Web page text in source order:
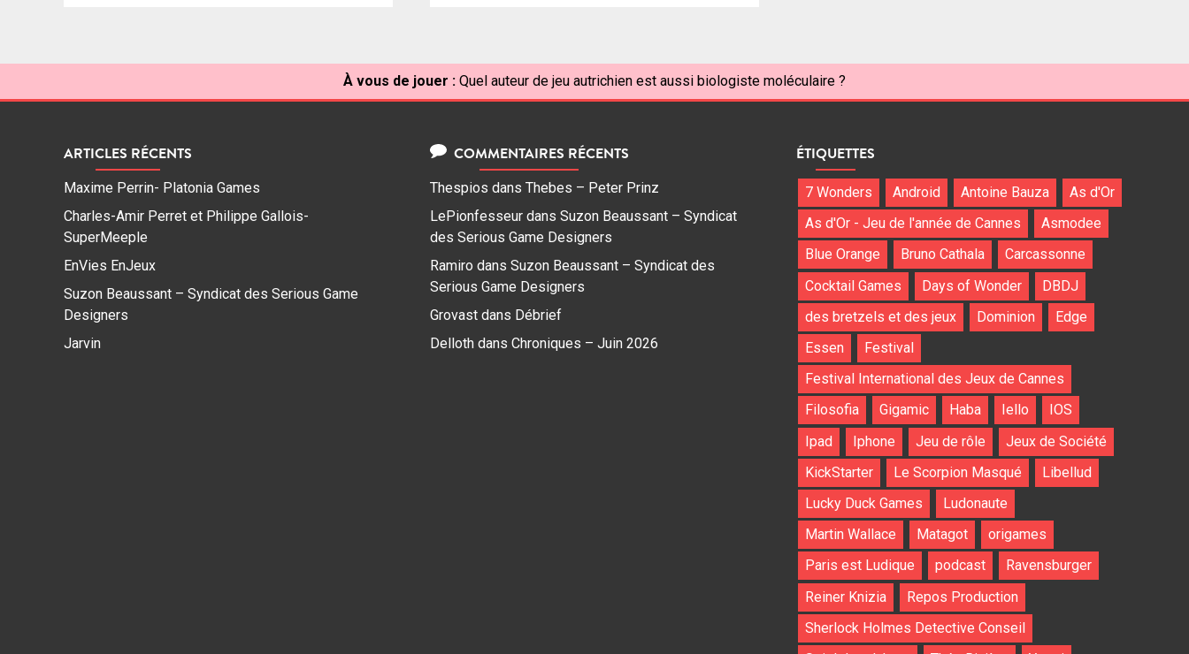
À vous de jouer : Quel auteur de jeu autrichien est aussi biologiste moléculaire ?
ARTICLES RÉCENTS
Maxime Perrin- Platonia Games
Charles-Amir Perret et Philippe Gallois-
SuperMeeple
EnVies EnJeux
Suzon Beaussant – Syndicat des Serious Game
Designers
Jarvin
COMMENTAIRES RÉCENTS
Thespios dans Thebes – Peter Prinz
LePionfesseur dans Suzon Beaussant – Syndicat
des Serious Game Designers
Ramiro dans Suzon Beaussant – Syndicat des
Serious Game Designers
Grovast dans Débrief
Delloth dans Chroniques – Juin 2026
ÉTIQUETTES
7 Wonders Android Antoine Bauza
As d'Or
As d'Or - Jeu de l'année de Cannes
Asmodee
Blue Orange
Bruno Cathala
Carcassonne
Cocktail Games
Days of Wonder
DBDJ
des bretzels et des jeux
Dominion
Edge
Essen
Festival
Festival International des Jeux de Cannes
Filosofia
Gigamic Haba Iello
IOS
Ipad
Iphone Jeu de rôle
Jeux de Société
KickStarter
Le Scorpion Masqué
Libellud
Lucky Duck Games
Ludonaute
Martin Wallace
Matagot
origames
Paris est Ludique
podcast
Ravensburger
Reiner Knizia
Repos Production
Sherlock Holmes Detective Conseil